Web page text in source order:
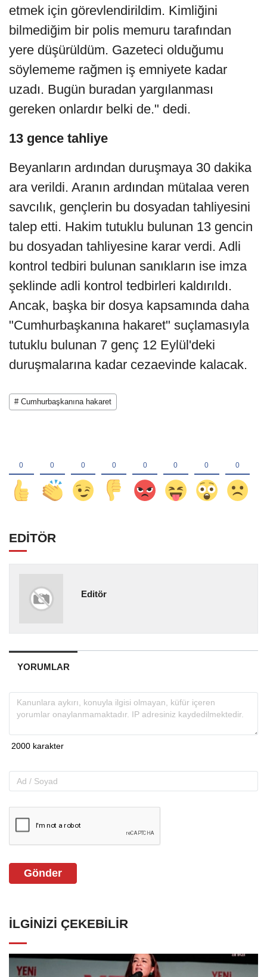
etmek için görevlendirildim. Kimliğini
bilmediğim bir polis memuru tarafından
yere düşürüldüm. Gazeteci olduğumu
söylememe rağmen iş emniyete kadar
uzadı. Bugün buradan yargılanması
gereken onlardır belki de." dedi.
13 gence tahliye
Beyanların ardından duruşmaya 30 dakika
ara verildi. Aranın ardından mütalaa veren
savcılık, gençlerin bu dosyadan tahliyesini
talep etti. Hakim tutuklu bulunan 13 gencin
bu dosyadan tahliyesine karar verdi. Adli
kontrol tedbiri bulunan sanıkların ise imza
şeklinde adli kontrol tedbirleri kaldırıldı.
Ancak, başka bir dosya kapsamında daha
"Cumhurbaşkanına hakaret" suçlamasıyla
tutuklu bulunan 7 genç 12 Eylül'deki
duruşmalarına kadar cezaevinde kalacak.
# Cumhurbaşkanına hakaret
EDİTÖR
Editör
YORUMLAR
Gönder
İLGINIZI ÇEKEBILIR